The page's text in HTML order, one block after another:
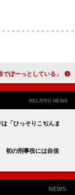
ークの多忙でお疲れ？ 「船橋港でぼーっとしている」
RELATED NEWS
「ひっそりこぢんま
初の刑事役には自信
NEWS